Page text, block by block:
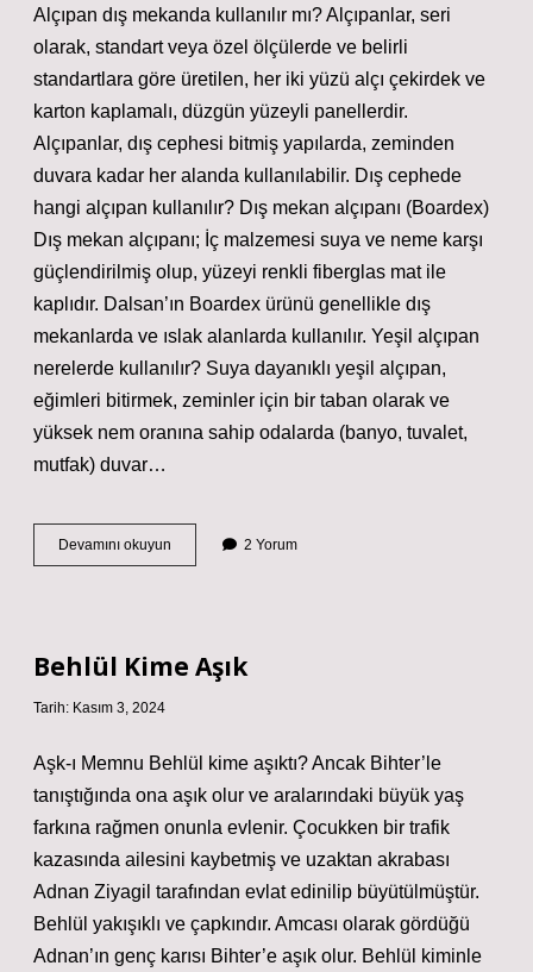
Alçıpan dış mekanda kullanılır mı? Alçıpanlar, seri
olarak, standart veya özel ölçülerde ve belirli
standartlara göre üretilen, her iki yüzü alçı çekirdek ve
karton kaplamalı, düzgün yüzeyli panellerdir.
Alçıpanlar, dış cephesi bitmiş yapılarda, zeminden
duvara kadar her alanda kullanılabilir. Dış cephede
hangi alçıpan kullanılır? Dış mekan alçıpanı (Boardex)
Dış mekan alçıpanı; İç malzemesi suya ve neme karşı
güçlendirilmiş olup, yüzeyi renkli fiberglas mat ile
kaplıdır. Dalsan’ın Boardex ürünü genellikle dış
mekanlarda ve ıslak alanlarda kullanılır. Yeşil alçıpan
nerelerde kullanılır? Suya dayanıklı yeşil alçıpan,
eğimleri bitirmek, zeminler için bir taban olarak ve
yüksek nem oranına sahip odalarda (banyo, tuvalet,
mutfak) duvar…
Devamını okuyun
Alçıpan
2 Yorum
Behlül Kime Aşık
Tarih: Kasım 3, 2024
Aşk-ı Memnu Behlül kime aşıktı? Ancak Bihter’le
tanıştığında ona aşık olur ve aralarındaki büyük yaş
farkına rağmen onunla evlenir. Çocukken bir trafik
kazasında ailesini kaybetmiş ve uzaktan akrabası
Adnan Ziyagil tarafından evlat edinilip büyütülmüştür.
Behlül yakışıklı ve çapkındır. Amcası olarak gördüğü
Adnan’ın genç karısı Bihter’e aşık olur. Behlül kiminle